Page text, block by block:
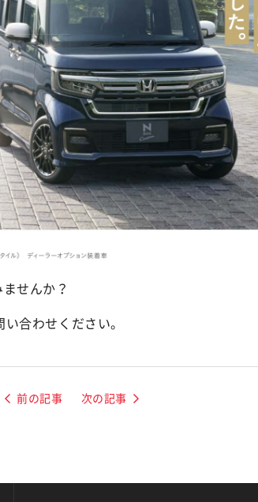
せんか？
合わせください。
前の記事 次の記事